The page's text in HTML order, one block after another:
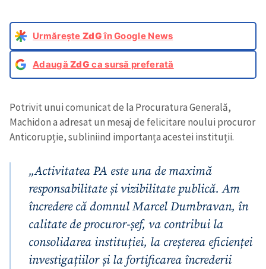
Urmărește ZdGîn Google News
AdaugăZdG ca sursă preferată
Potrivit unui comunicat de la Procuratura Generală,
Machidon a adresat un mesaj de felicitare noului procuror
Anticorupție, subliniind importanța acestei instituții.
„Activitatea PA este una de maximă
responsabilitate și vizibilitate publică. Am
încredere că domnul Marcel Dumbravan, în
calitate de procuror-șef, va contribui la
consolidarea instituției, la creșterea eficienței
investigațiilor și la fortificarea încrederii